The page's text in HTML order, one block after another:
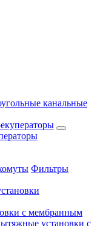
канальные
Фильтры
с мембранным
установки с